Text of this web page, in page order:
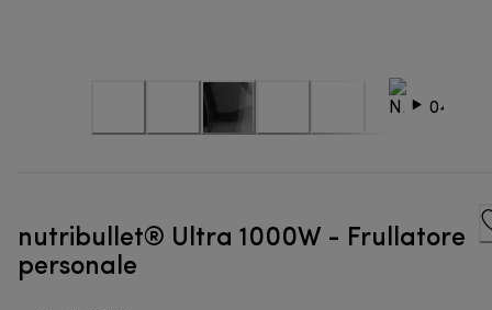
nutribullet® Ultra 1000W - Frullatore
personale